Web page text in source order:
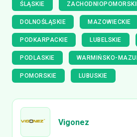
ŚLĄSKIE
DOLNOŚLĄSKIE MAZOWIECKIE
PODKARPACKIE LUBELSKIE
PODLASKIE WARMIŃSKO-
POMORSKIE LUBUSKIE
Vigonez